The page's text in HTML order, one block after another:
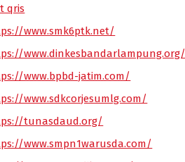
qris
www.smk6ptk.net/
www.dinkesbandarlampung.org/
www.bpbd-jatim.com/
www.sdkcorjesumlg.com/
tunasdaud.org/
www.smpn1warusda.com/